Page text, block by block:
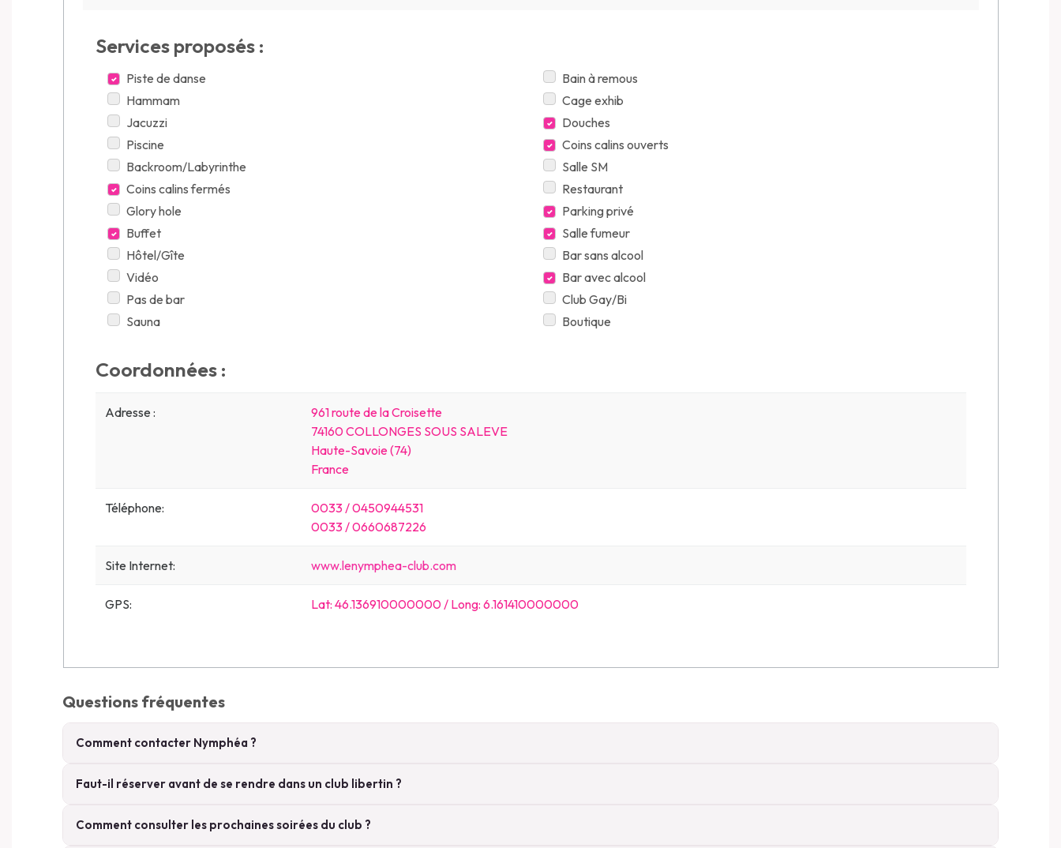
Services proposés :
Piste de danse
Hammam
Jacuzzi
Piscine
Backroom/Labyrinthe
Coins calins fermés
Glory hole
Buffet
Hôtel/Gîte
Vidéo
Pas de bar
Sauna
Bain à remous
Cage exhib
Douches
Coins calins ouverts
Salle SM
Restaurant
Parking privé
Salle fumeur
Bar sans alcool
Bar avec alcool
Club Gay/Bi
Boutique
Coordonnées :
Adresse :
961 route de la Croisette
74160 COLLONGES SOUS SALEVE
Haute-Savoie (74)
France
Téléphone:
0033 / 0450944531
0033 / 0660687226
Site Internet: www.lenymphea-club.com
GPS: Lat: 46.136910000000 / Long: 6.161410000000
Questions fréquentes
Comment contacter Nymphéa ?
Faut-il réserver avant de se rendre dans un club libertin ?
Comment consulter les prochaines soirées du club ?